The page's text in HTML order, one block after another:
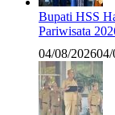
Bupati HSS
Pariwisata
04/08/202604/